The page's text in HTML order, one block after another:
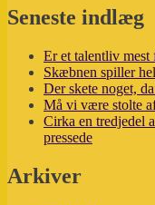
Seneste indlæg
Er et talentliv mest
Skæbnen spiller
Der skete noget,
Må vi være stolte
Cirka en tredjedel
pressede
Arkiver